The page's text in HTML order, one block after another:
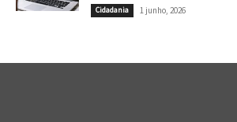
Cidadania 1 junho, 2026